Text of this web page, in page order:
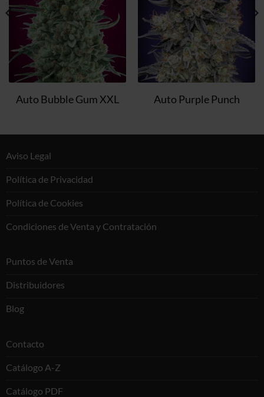
Auto Bubble Gum XXL Auto Purple Punch
Aviso Legal
Política de Privacidad
Política de Cookies
Condiciones de Venta y Contratación
Puntos de Venta
Distribuidores
Blog
Contacto
Catálogo A-Z
Catálogo PDF